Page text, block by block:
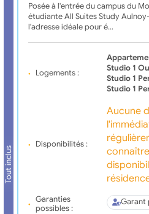
Tout inclus
Posée à l'entrée du campus du
étudiante All Suites Study
l'adresse idéale pour é…
Logements :
Studio 1
Studio 1
Studio 1
Disponibilités :
Aucune
Garanties
possibles :
Garant